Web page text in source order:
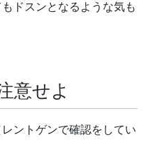
ドスンとなるような気も
意せよ
ントゲンで確認をしてい